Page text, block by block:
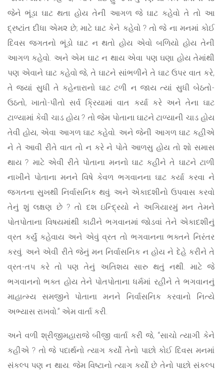
જેને ભૂંડા ઘાટ થતા હોય તેની આગળ જે ઘાટ કહેવો તે તો આ
દ્રષ્ટાંત દીધા એમ૨ છે; માટે ઘાટ કેને કહેવો ? તો જે ના મનમાં કોઈ
દિવસ જગતનો ભૂંડો ઘાટ ન થતો હોય એવો બળિયો હોય તેની
આગળ કહેવો. અને એમ ઘાટ ન થાય એવા પણ ઘણા હોય તેમાંથી
પણ એવાને ઘાટ કહેવો જે, તે ઘાટને સાંભળીને તે ઘાટ ઉપર વાત કરે,
તે જ્યાં સુધી તે કહેનારાનો ઘાટ ટળી ન જાય ત્યાં સુધી બેઠતો-
ઉઠતો, ખાતો-પીતો સર્વ ક્રિયામાં વાત કર્યા કરે અને તેના ઘાટ
ટાળ્યામાં કેવી ચાડ હોય ? તો જેમ પોતાના ઘાટને ટાળ્યાની ચાડ હોય
તેવી હોય, એવા આગળ ઘાટ કહેવો. અને જેની આગળ ઘાટ કહીએ
ને તે આવી રીતે વાત તો ન કરે ને પોતે આળસુ હોય તો શો સમાસ
થાય ? માટે એવી રીતે પોતાના મનનો ઘાટ કહીને તે ઘાટને ટાળી
નાખીને પોતાના મનને વિષે કેવળ ભગવાનના ઘાટ કર્યા કરવા ને
જગતના સુખથી નિર્વાસનિક થવું. અને એકાદશીનો ઉપવાસ કરવો
તેનું શું લક્ષણ છે ? તો દશ ઇન્દ્રિયો ને અગિયારમું મન તેમને
પોતપોતાના વિષયમાંથી કાઢીને ભગવાનમાં જોડવાં તેને એકાદશીનું
વ્રત કર્યું કહેવાય અને એવું વ્રત તો ભગવાનના ભક્તને નિરંતર
કરવું. અને એવી રીતે જેનું મન નિર્વાસનિક ન હોય ને દેહે કરીને તે
વ્રત-તપ કરે તો પણ તેનું અતિશય સારુ થતું નથી. માટે જે
ભગવાનનો ભક્ત હોય તેને પોતપોતાના ધર્મમાં રહીને તે ભગવાનનું
માહાત્મ્ય સમજીને પોતાના મનને નિર્વાસનિક કરવાનો નિત્યે
અભ્યાસ રાખવો.” એમ વાર્તા કરી.
અને વળી શ્રીજીમહારાજે બીજી વાર્તા કરી જે, “સાચો ત્યાગી કેને
કહીએ ? તો જે પદાર્થનો ત્યાગ કર્યો તેનો પાછો કોઈ દિવસ મનમાં
સંકલ્પ પણ ન થાય. જેમ વિષ્ટાનો ત્યાગ કર્યો છે તેનો પાછો સંકલ્પ